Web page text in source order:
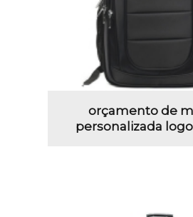
orçamento de
personalizada